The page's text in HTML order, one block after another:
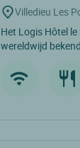
Villedieu Les
Het Logis Hôtel
wereldwijd